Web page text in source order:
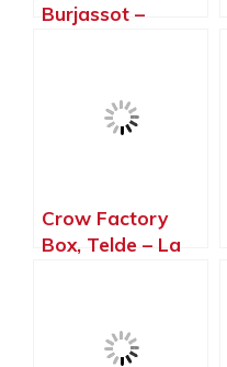
Burjassot –
Crow Factory
Box, Telde – La